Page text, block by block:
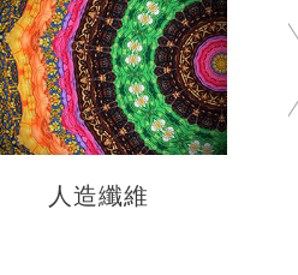
人造纖維